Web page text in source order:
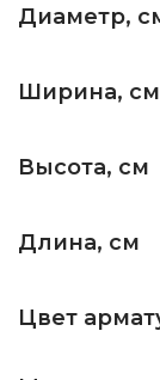
Диаметр,
Ширина, см
Высота, см
Длина, см
Цвет